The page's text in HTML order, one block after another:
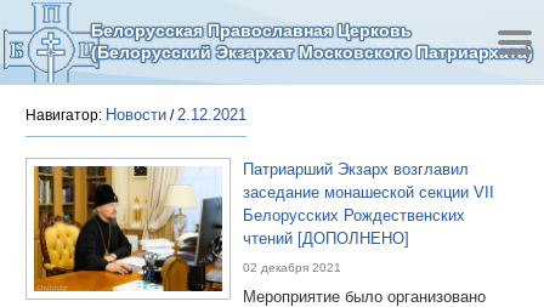
Белорусская Православная Церковь
(Белорусский Экзархат Московского Патриархата)
Навигатор: Новости /2.12.2021
Патриарший Экзарх возглавил
заседание монашеской секции VII
Белорусских Рождественских
чтений [ДОПОЛНЕНО]
02 декабря 2021
Мероприятие было организовано